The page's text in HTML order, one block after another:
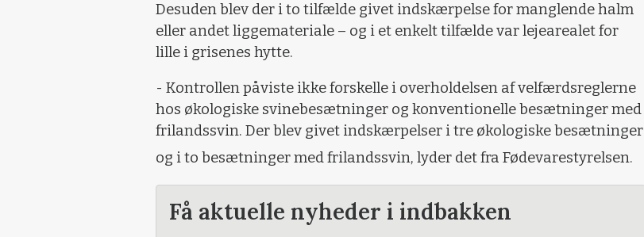
Desuden blev der i to tilfælde givet indskærpelse for manglende halm
eller andet liggemateriale – og i et enkelt tilfælde var lejearealet for
lille i grisenes hytte.
- Kontrollen påviste ikke forskelle i overholdelsen af velfærdsreglerne
hos økologiske svinebesætninger og konventionelle besætninger med
frilandssvin. Der blev givet indskærpelser i tre økologiske besætninger
og i to besætninger med frilandssvin, lyder det fra Fødevarestyrelsen.
Få aktuelle nyheder i indbakken